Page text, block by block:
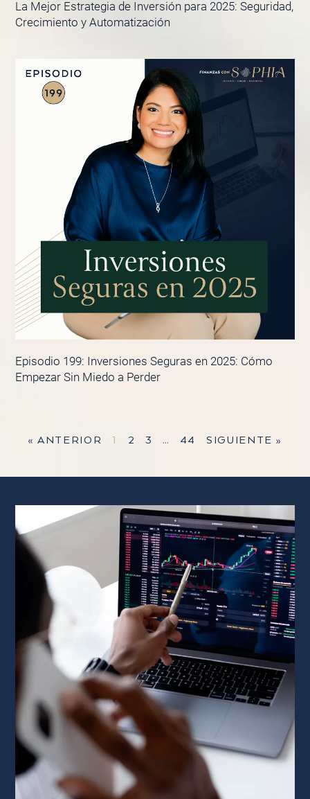
La Mejor Estrategia de Inversión para 2025: Seguridad,
Crecimiento y Automatización
Episodio 199: Inversiones Seguras en 2025: Cómo
Empezar Sin Miedo a Perder
« ANTERIOR 1 2 3 … 44 SIGUIENTE »